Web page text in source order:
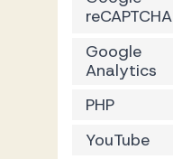
reCAPTCHA
Google
Analytics
PHP
YouTube